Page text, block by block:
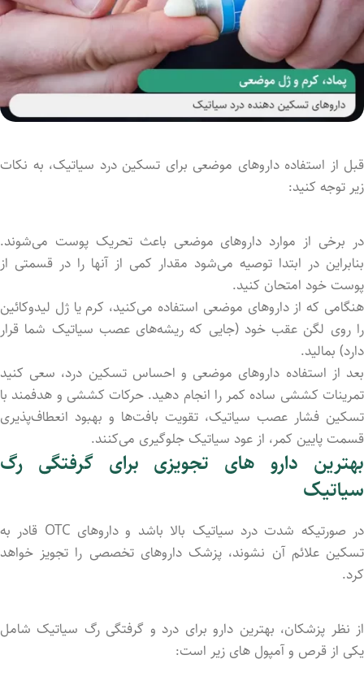
قبل از استفاده داروهای موضعی برای تسکین درد سیاتیک، به نکات
زیر توجه کنید:
در برخی از موارد داروهای موضعی باعث تحریک پوست می‌شوند.
بنابراین در ابتدا توصیه می‌شود مقدار کمی از آنها را در قسمتی از
پوست خود امتحان کنید.
هنگامی که از داروهای موضعی استفاده می‌کنید، کرم یا ژل لیدوکائین
را روی لگن عقب خود (جایی که ریشه‌های عصب سیاتیک شما قرار
دارد) بمالید.
بعد از استفاده داروهای موضعی و احساس تسکین درد، سعی کنید
تمرینات کششی ساده کمر را انجام دهید. حرکات کششی و هدفمند با
تسکین فشار عصب سیاتیک، تقویت بافت‌ها و بهبود انعطاف‌پذیری
قسمت پایین کمر، از عود سیاتیک جلوگیری می‌کنند.
بهترین دارو های تجویزی برای گرفتگی رگ
سیاتیک
در صورتیکه شدت درد سیاتیک بالا باشد و داروهای OTC قادر به
تسکین علائم آن نشوند، پزشک داروهای تخصصی را تجویز خواهد
کرد.
از نظر پزشکان، بهترین دارو برای درد و گرفتگی رگ سیاتیک شامل
یکی از قرص و آمپول های زیر است: